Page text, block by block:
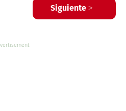
Siguiente >